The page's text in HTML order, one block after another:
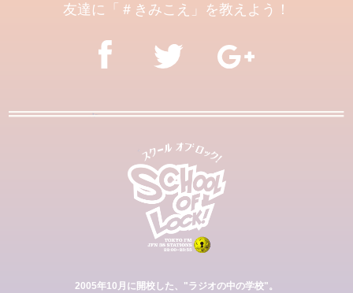
友達に「＃きみこえ」を教えよう！
2005年10月に開校した、"ラジオの中の学校"。